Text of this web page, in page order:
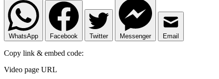
WhatsApp Facebook Twitter Messenger Email
Copy link & embed code:
Video page URL